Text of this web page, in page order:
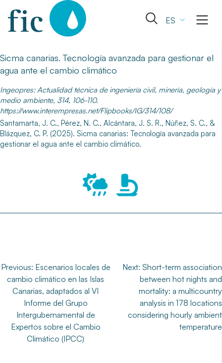
content
Abrir
búsqueda
ES
Sicma canarias. Tecnología avanzada para gestionar el
agua ante el cambio climático
Ingeopres: Actualidad técnica de ingeniería civil, minería, geología y
medio ambiente, 314, 106-110.
https://www.interempresas.net/Flipbooks/IG/314/108/
Santamarta, J. C., Pérez, N. C., Alcántara, J. S. R., Núñez, S. C., &
Blázquez, C. P. (2025). Sicma canarias: Tecnología avanzada para
gestionar el agua ante el cambio climático.
Navegación
de
entradas
Previous: Escenarios locales de
cambio climático en las Islas
Canarias, adaptados al VI
Informe del Grupo
Intergubernamental de
Expertos sobre el Cambio
Climático (IPCC)
Next: Short-term association
between hot nights and
mortality: a multicountry
analysis in 178 locations
considering hourly ambient
temperature